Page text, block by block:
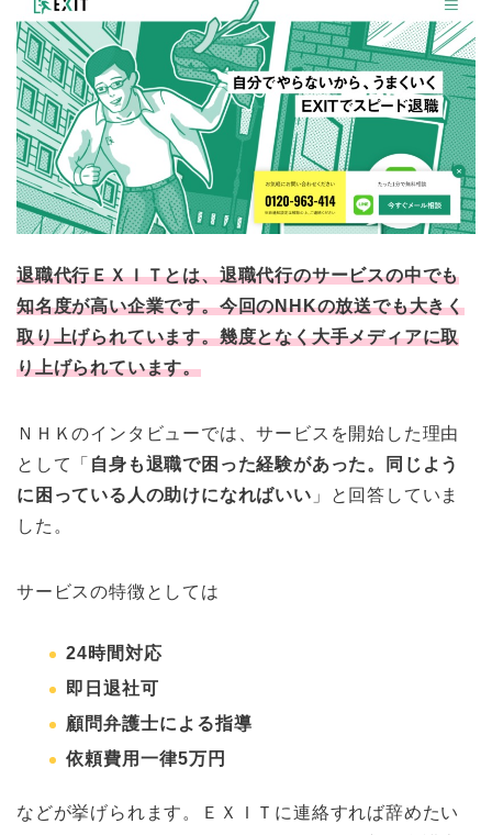
退職代行ＥＸＩＴとは、退職代行のサービスの中でも
知名度が高い企業です。今回のNHKの放送でも大きく
取り上げられています。幾度となく大手メディアに取
り上げられています。
ＮＨＫのインタビューでは、サービスを開始した理由
として「 自身も退職で困った経験があった。同じよう
に困っている人の助けになればいい 」と回答していま
した。
サービスの特徴としては
24時間対応
即日退社可
顧問弁護士による指導
依頼費用一律5万円
などが挙げられます。ＥＸＩＴに連絡すれば辞めたい